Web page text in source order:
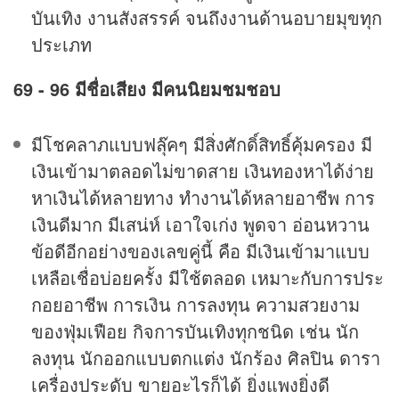
บันเทิง งานสังสรรค์ จนถึงงานด้านอบายมุขทุก
ประเภท
69 - 96 มีชื่อเสียง มีคนนิยมชมชอบ
มีโชคลาภแบบฟลุ๊คๆ มีสิ่งศักดิ์สิทธิ์คุ้มครอง มี
เงินเข้ามาตลอดไม่ขาดสาย เงินทองหาได้ง่าย
หาเงินได้หลายทาง ทำงานได้หลายอาชีพ การ
เงินดีมาก มีเสน่ห์ เอาใจเก่ง พูดจา อ่อนหวาน
ข้อดีอีกอย่างของเลขคู่นี้ คือ มีเงินเข้ามาแบบ
เหลือเชื่อบ่อยครั้ง มีใช้ตลอด เหมาะกับการประ
กอยอาชีพ การเงิน การลงทุน ความสวยงาม
ของฟุ่มเฟือย กิจการบันเทิงทุกชนิด เช่น นัก
ลงทุน นักออกแบบตกแต่ง นักร้อง ศิลปิน ดารา
เครื่องประดับ ขายอะไรก็ได้ ยิ่งแพงยิ่งดี